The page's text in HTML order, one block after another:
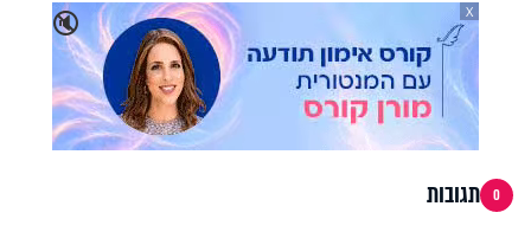
🔇
X
0 תגובות